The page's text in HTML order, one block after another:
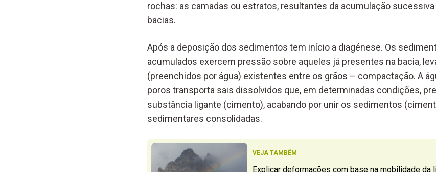
rochas: as camadas ou estratos, resultantes da acumulação
bacias.
Após a deposição dos sedimentos tem início a diagénese. Os
acumulados exercem pressão sobre aqueles já presentes na bacia,
(preenchidos por água) existentes entre os grãos – compactação. A
poros transporta sais dissolvidos que, em determinadas condições,
substância ligante (cimento), acabando por unir os sedimentos
sedimentares consolidadas.
VEJA TAMBÉM
Explicar deformações com base na mobilidade da